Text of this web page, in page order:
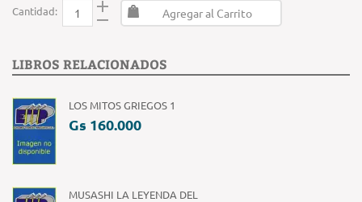
Cantidad: Agregar al Carrito
LIBROS RELACIONADOS
LOS MITOS GRIEGOS 1
Gs 160.000
MUSASHI LA LEYENDA DEL